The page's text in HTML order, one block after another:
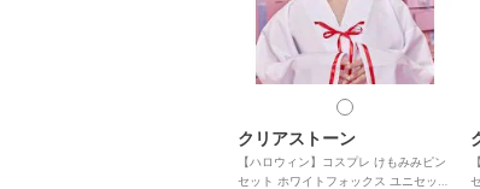
クリアストーン
【ハロウィン】コスプレ けもみみピン
セット ホワイトフォックス ユニセック